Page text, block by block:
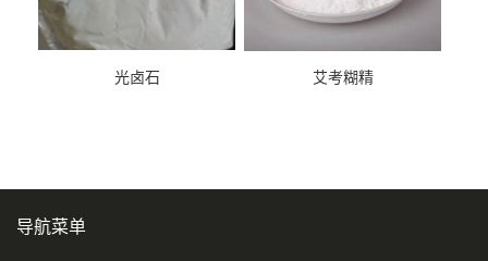
光卤石 艾考糊精
导航菜单